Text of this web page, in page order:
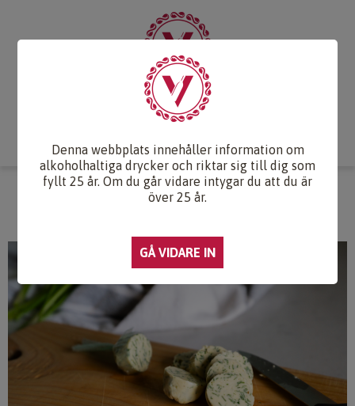
Druvlexikon
Webb-TV Om oss
ULTIMATA VITLÖKSSMÖRET
Denna webbplats innehåller information om
alkoholhaltiga drycker och riktar sig till dig som
fyllt 25 år. Om du går vidare intygar du att du är
över 25 år.